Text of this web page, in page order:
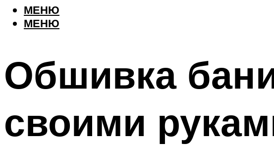
МЕНЮ
МЕНЮ
Обшивка
своими